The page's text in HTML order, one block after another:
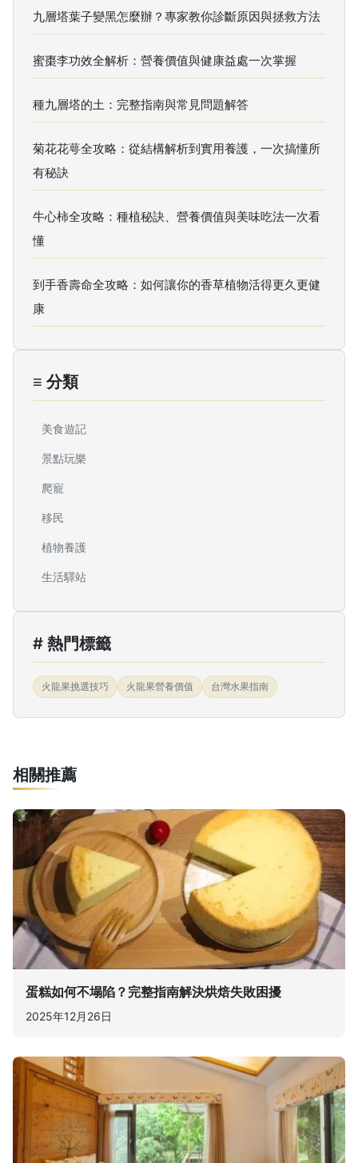
九層塔葉子變黑怎麼辦？專家教你診斷原因與拯救方法
蜜棗李功效全解析：營養價值與健康益處一次掌握
種九層塔的土：完整指南與常見問題解答
菊花花萼全攻略：從結構解析到實用養護，一次搞懂所
有秘訣
牛心柿全攻略：種植秘訣、營養價值與美味吃法一次看
懂
到手香壽命全攻略：如何讓你的香草植物活得更久更健
康
≡ 分類
美食遊記
景點玩樂
爬寵
移民
植物養護
生活驛站
# 熱門標籤
火龍果挑選技巧 火龍果營養價值 台灣水果指南
相關推薦
蛋糕如何不塌陷？完整指南解決烘焙失敗困擾
2025年12月26日